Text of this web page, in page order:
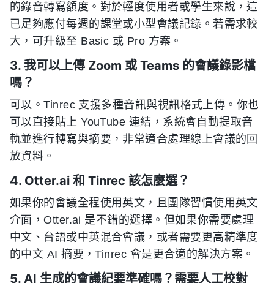
的錄音轉寫額度。對於輕度使用者或學生來說，這
已足夠應付每週的課堂或小型會議記錄。若需求較
大，可升級至 Basic 或 Pro 方案。
3. 我可以上傳 Zoom 或 Teams 的會議錄影檔
嗎？
可以。Tinrec 支援多種音訊與視訊格式上傳。你也
可以直接貼上 YouTube 連結，系統會自動提取音
軌並進行轉寫與摘要，非常適合處理線上會議的回
放資料。
4. Otter.ai 和 Tinrec 該怎麼選？
如果你的會議全程使用英文，且團隊習慣使用英文
介面，Otter.ai 是不錯的選擇。但如果你需要處理
中文、台語或中英混合會議，或者需要更高精準度
的中文 AI 摘要，Tinrec 會是更合適的解決方案。
5. AI 生成的會議紀要準確嗎？需要人工校對